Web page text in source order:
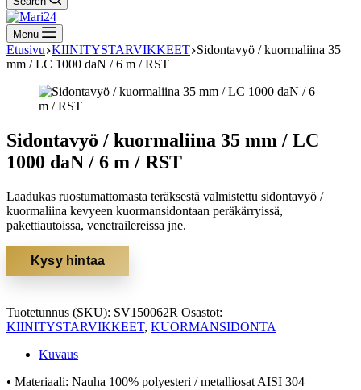
Menu
Etusivu KIINITYSTARVIKKEET Sidontavyö / kuormaliina 35
mm / LC 1000 daN / 6 m / RST
Sidontavyö / kuormaliina 35 mm / LC
1000 daN / 6 m / RST
Laadukas ruostumattomasta teräksestä valmistettu sidontavyö /
kuormaliina kevyeen kuormansidontaan peräkärryissä,
pakettiautoissa, venetrailereissa jne.
Kysy hintaa
Tuotetunnus (SKU): SV150062R Osastot:
KIINITYSTARVIKKEET, KUORMANSIDONTA
Kuvaus
• Materiaali: Nauha 100% polyesteri / metalliosat AISI 304